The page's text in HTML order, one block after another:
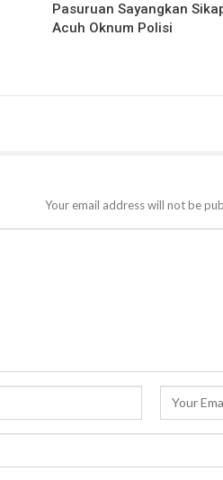
Pasuruan Sayangkan
Acuh Oknum Polisi
Your email address will not be